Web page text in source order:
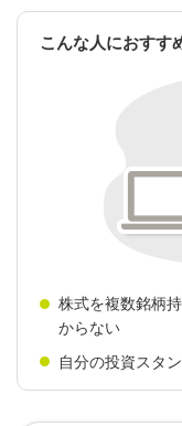
こんな人におすす
株式を複数銘柄
からない
自分の投資スタ